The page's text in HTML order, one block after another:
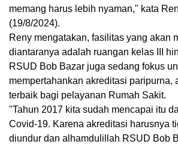
memang harus lebih nyaman," kata
(19/8/2024).
Reny mengatakan, fasilitas yang akan
diantaranya adalah ruangan kelas III
RSUD Bob Bazar juga sedang fokus
mempertahankan akreditasi paripurna,
terbaik bagi pelayanan Rumah Sakit.
"Tahun 2017 kita sudah mencapai itu
Covid-19. Karena akreditasi harusnya
diundur dan alhamdulillah RSUD Bob